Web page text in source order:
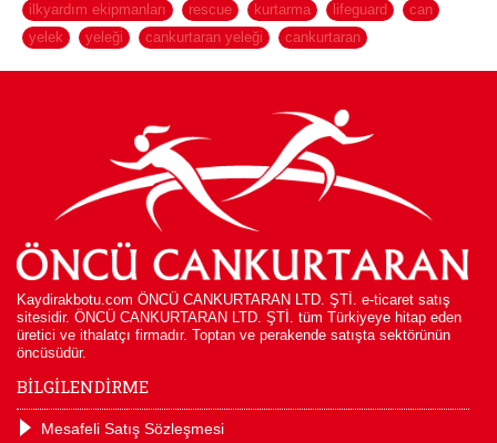
ilkyardım ekipmanları
rescue kurtarma lifeguard can
yelek
yeleği cankurtaran yeleği cankurtaran
Kaydirakbotu.com ÖNCÜ CANKURTARAN LTD. ŞTİ. e-ticaret satış
sitesidir. ÖNCÜ CANKURTARAN LTD. ŞTİ. tüm Türkiyeye hitap eden
üretici ve ithalatçı firmadır. Toptan ve perakende satışta sektörünün
öncüsüdür.
BİLGİLENDİRME
Mesafeli Satış Sözleşmesi